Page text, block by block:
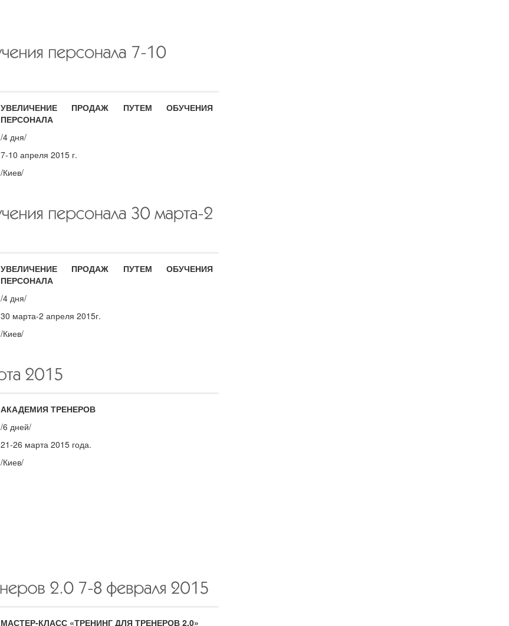
УВЕЛИЧЕНИЕ ПРОДАЖ ПУТЕМ ОБУЧЕНИЯ
ПЕРСОНАЛА
/4 дня/
7-10 апреля 2015 г.
/Киев/
УВЕЛИЧЕНИЕ ПРОДАЖ ПУТЕМ ОБУЧЕНИЯ
ПЕРСОНАЛА
/4 дня/
30 марта-2 апреля 2015г.
/Киев/
АКАДЕМИЯ ТРЕНЕРОВ
/6 дней/
21-26 марта 2015 года.
/Киев/
МАСТЕР-КЛАСС «ТРЕНИНГ ДЛЯ ТРЕНЕРОВ 2.0»